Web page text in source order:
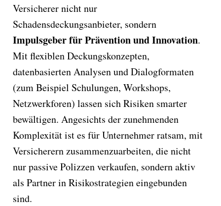
Versicherer nicht nur
Schadensdeckungsanbieter, sondern
Impulsgeber für Prävention und Innovation.
Mit flexiblen Deckungskonzepten,
datenbasierten Analysen und Dialogformaten
(zum Beispiel Schulungen, Workshops,
Netzwerkforen) lassen sich Risiken smarter
bewältigen. Angesichts der zunehmenden
Komplexität ist es für Unternehmer ratsam, mit
Versicherern zusammenzuarbeiten, die nicht
nur passive Polizzen verkaufen, sondern aktiv
als Partner in Risikostrategien eingebunden
sind.